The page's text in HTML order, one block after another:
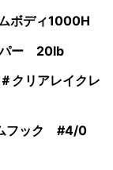
ボディ1000H
パー 20lb
クリアレイクレ
フック #4/0